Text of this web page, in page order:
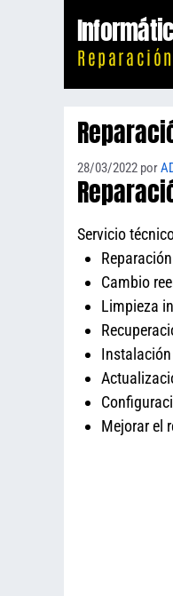
28/03/2022 por
Servicio
Cambio
Limpieza
Mejorar el